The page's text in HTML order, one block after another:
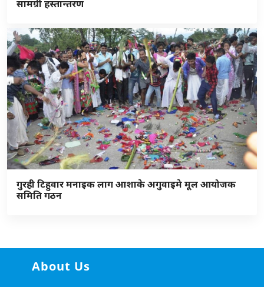
सामग्री हस्तान्तरण
गुरही टिहुवार मनाइक लाग आशाके अगुवाइमे मूल आयोजक
समिति गठन
About Us